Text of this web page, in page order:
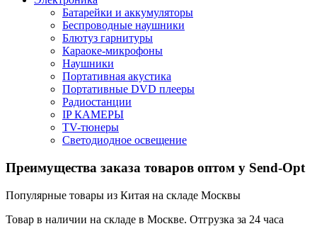
Батарейки и аккумуляторы
Беспроводные наушники
Блютуз гарнитуры
Караоке-микрофоны
Наушники
Портативная акустика
Портативные DVD плееры
Радиостанции
IP КАМЕРЫ
TV-тюнеры
Светодиодное освещение
Преимущества заказа товаров оптом у Send-Opt
Популярные товары из Китая на складе Москвы
Товар в наличии на складе в Москве. Отгрузка за 24 часа